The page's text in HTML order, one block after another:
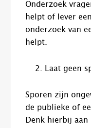
Onderzoek
helpt of lever
onderzoek van
helpt.
Laat geen
Sporen zijn
de publieke of
Denk hierbij aan